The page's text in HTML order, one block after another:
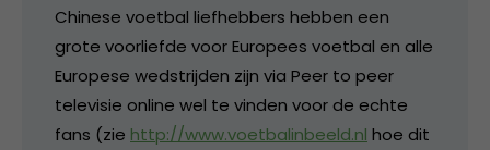
Chinese voetbal liefhebbers hebben een
grote voorliefde voor Europees voetbal en alle
Europese wedstrijden zijn via Peer to peer
televisie online wel te vinden voor de echte
fans (zie http://www.voetbalinbeeld.nl hoe dit